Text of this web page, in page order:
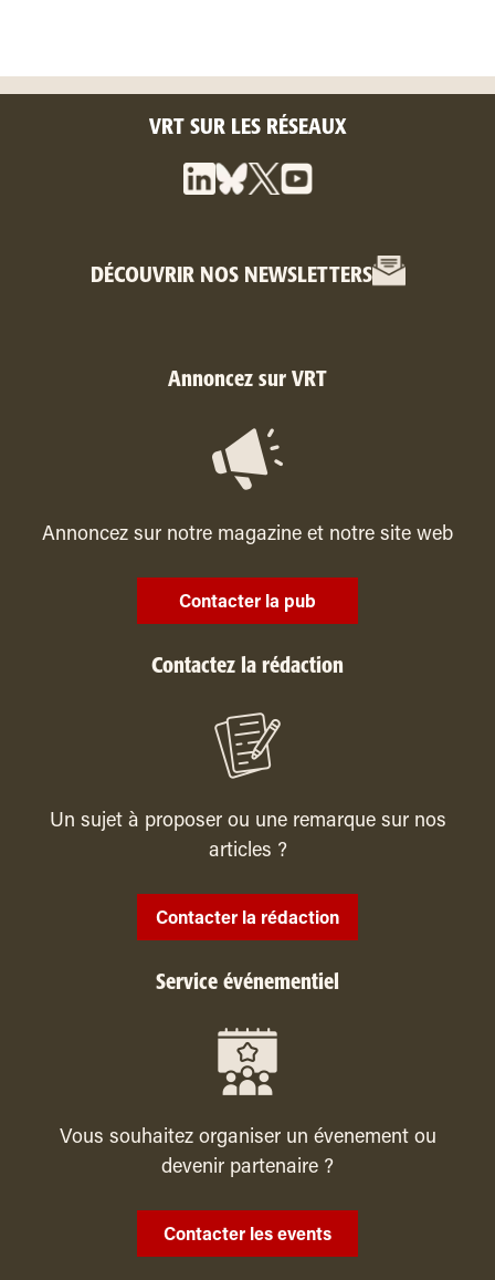
VRT SUR LES RÉSEAUX
DÉCOUVRIR NOS NEWSLETTERS
Annoncez sur VRT
Annoncez sur notre magazine et notre site web
Contacter la pub
Contactez la rédaction
Un sujet à proposer ou une remarque sur nos
articles ?
Contacter la rédaction
Service événementiel
Vous souhaitez organiser un évenement ou
devenir partenaire ?
Contacter les events